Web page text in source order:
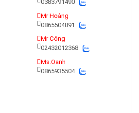
0383791490
Mr Hoàng
0865504891
Mr Công
02432012368
Ms.Oanh
0865935504